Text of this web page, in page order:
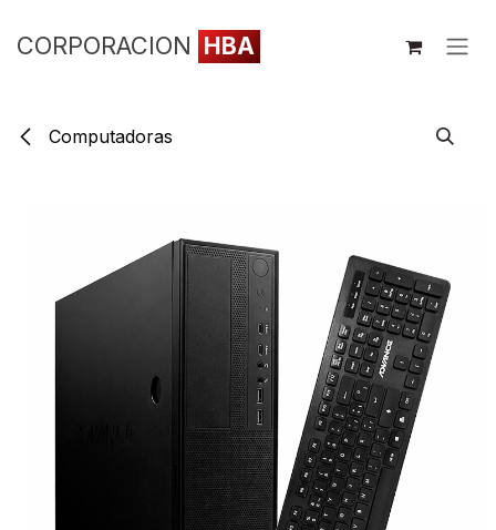
CORPORACION HBA
Computadoras